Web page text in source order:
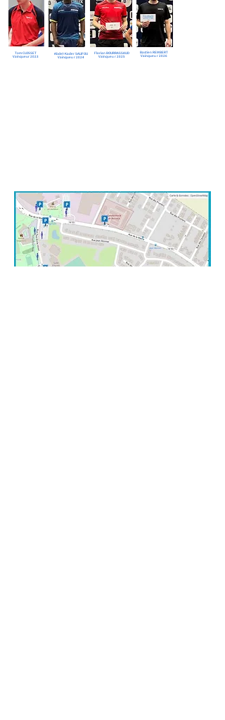
Tom CLOSSET
Vainqueur 2023
Abdel-Kader SALIFOU
Vainqueur 2024
Florian BOURRASSAUD
Vainqueur 2025
Bastien REMBERT
Vainqueur 2026